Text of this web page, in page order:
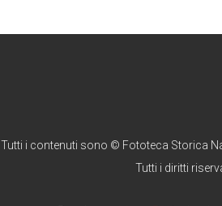
Tutti i contenuti sono © Fototeca Storica
Tutti i diritti